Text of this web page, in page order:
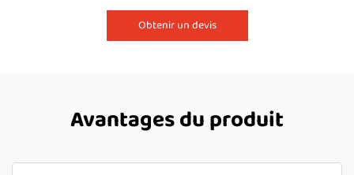
Obtenir un devis
Avantages du produit